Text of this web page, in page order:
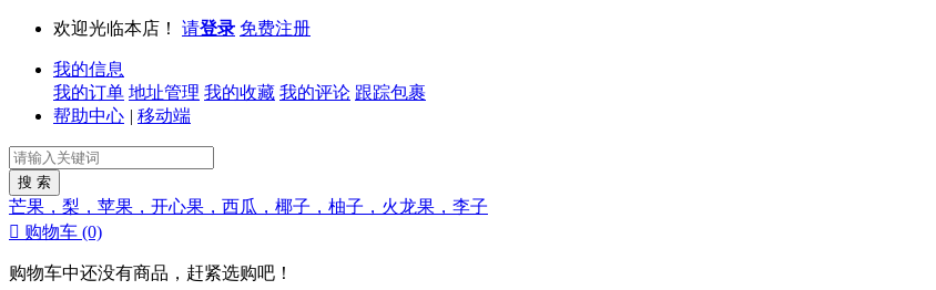
欢迎光临本店！ 请登录 免费注册
我的信息
我的订单 地址管理 我的收藏 我的评论 跟踪包裹
帮助中心 | 移动端
芒果，梨，苹果，开心果，西瓜，椰子，柚子，火龙果，李子
 购物车 (0)
购物车中还没有商品，赶紧选购吧！